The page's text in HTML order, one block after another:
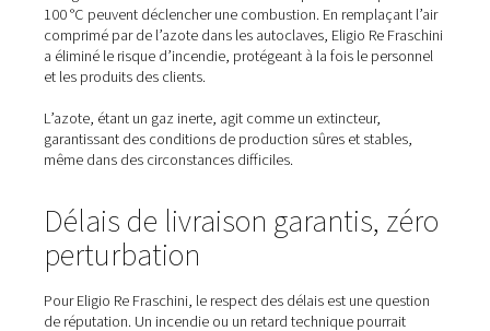
Sécurité accrue lors des opérations en autoclave
Des délais de livraison fiables pour les projets
Consommation d’énergie et coûts d’exploitation
Le partenariat avec Pneumatech a fourni un système de
génération d’azote sur mesure qui a répondu à tous ces
Amélioration de la sécurité
l’usine grâce à l’azote